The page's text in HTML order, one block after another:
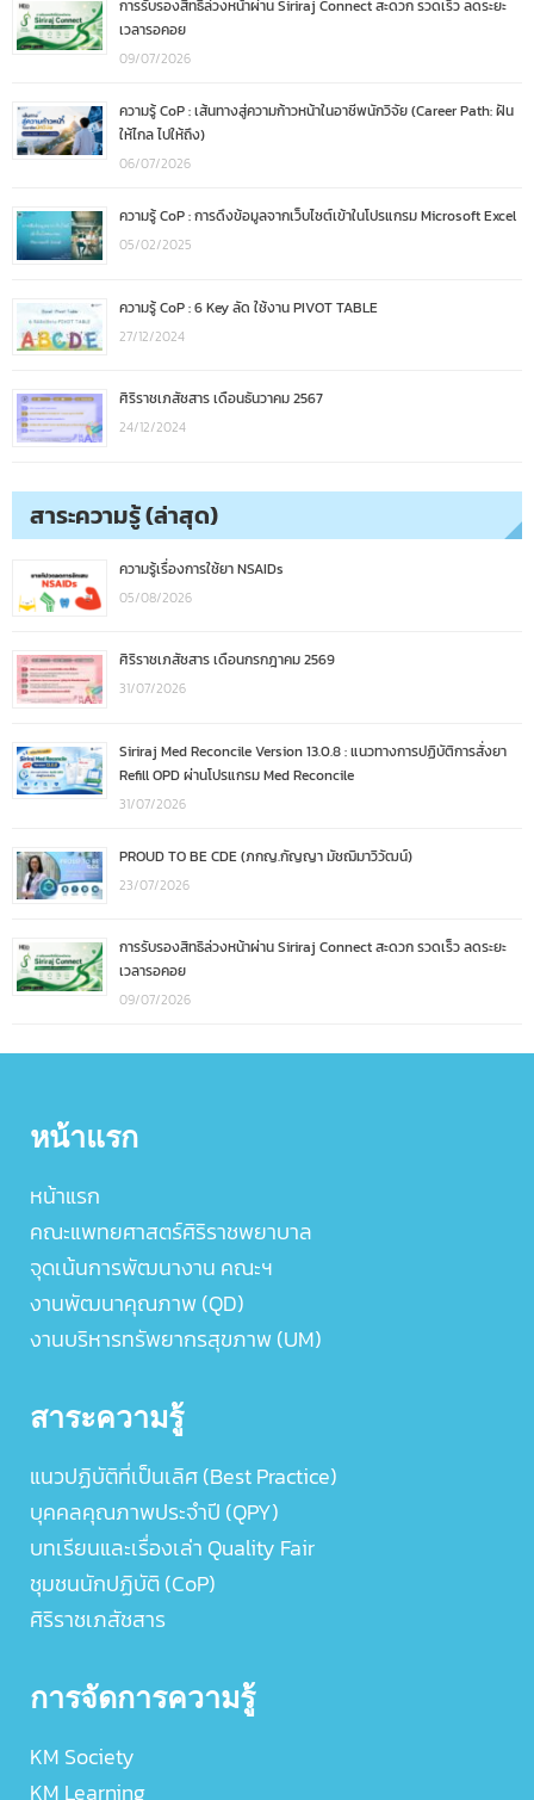
การรับรองสิทธิล่วงหน้าผ่าน Siriraj Connect สะดวก รวดเร็ว ลดระยะ
เวลารอคอย
09/07/2026
ความรู้ CoP : เส้นทางสู่ความก้าวหน้าในอาชีพนักวิจัย (Career Path: ฝัน
ให้ไกล ไปให้ถึง)
06/07/2026
ความรู้ CoP : การดึงข้อมูลจากเว็บไซต์เข้าในโปรแกรม Microsoft Excel
05/02/2025
ความรู้ CoP : 6 Key ลัด ใช้งาน PIVOT TABLE
27/12/2024
ศิริราชเภสัชสาร เดือนธันวาคม 2567
24/12/2024
สาระความรู้ (ล่าสุด)
ความรู้เรื่องการใช้ยา NSAIDs
05/08/2026
ศิริราชเภสัชสาร เดือนกรกฎาคม 2569
31/07/2026
Siriraj Med Reconcile Version 13.0.8 : แนวทางการปฏิบัติการสั่งยา
Refill OPD ผ่านโปรแกรม Med Reconcile
31/07/2026
PROUD TO BE CDE (ภกญ.กัญญา มัชฌิมาวิวัฒน์)
23/07/2026
การรับรองสิทธิล่วงหน้าผ่าน Siriraj Connect สะดวก รวดเร็ว ลดระยะ
เวลารอคอย
09/07/2026
หน้าแรก
หน้าแรก
คณะแพทยศาสตร์ศิริราชพยาบาล
จุดเน้นการพัฒนางาน คณะฯ
งานพัฒนาคุณภาพ (QD)
งานบริหารทรัพยากรสุขภาพ (UM)
สาระความรู้
แนวปฏิบัติที่เป็นเลิศ (Best Practice)
บุคคลคุณภาพประจำปี (QPY)
บทเรียนและเรื่องเล่า Quality Fair
ชุมชนนักปฏิบัติ (CoP)
ศิริราชเภสัชสาร
การจัดการความรู้
KM Society
KM Learning